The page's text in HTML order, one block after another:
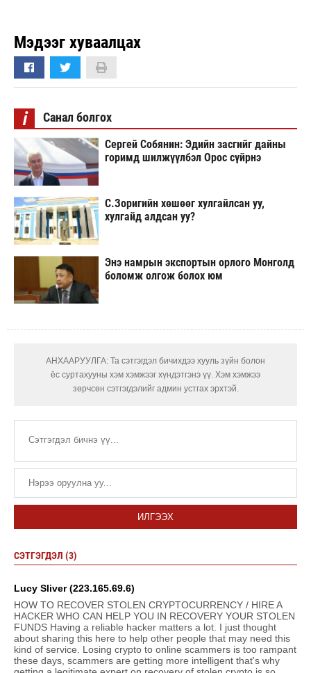
Мэдээг хуваалцах
i Санал болгох
Сергей Собянин: Эдийн засгийг дайны
горимд шилжүүлбэл Орос сүйрнэ
С.Зоригийн хөшөөг хулгайлсан уу,
хулгайд алдсан уу?
Энэ намрын экспортын орлого Монголд
боломж олгож болох юм
АНХААРУУЛГА: Та сэтгэгдэл бичихдээ хууль зүйн болон
ёс суртахууны хэм хэмжээг хүндэтгэнэ үү. Хэм хэмжээ
зөрчсөн сэтгэгдэлийг админ устгах эрхтэй.
ИЛГЭЭХ
СЭТГЭГДЭЛ (3)
Lucy Sliver (223.165.69.6)
HOW TO RECOVER STOLEN CRYPTOCURRENCY / HIRE A
HACKER WHO CAN HELP YOU IN RECOVERY YOUR STOLEN
FUNDS Having a reliable hacker matters a lot. I just thought
about sharing this here to help other people that may need this
kind of service. Losing crypto to online scammers is too rampant
these days, scammers are getting more intelligent that's why